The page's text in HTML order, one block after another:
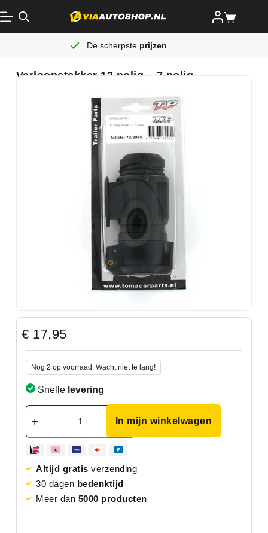
De scherpste prijzen
Verloopstekker 13 polig – 7 polig
€ 17,95
Nog 2 op voorraad. Wacht niet te lang!
Snelle levering
In mijn winkelwagen
Altijd gratis verzending
30 dagen bedenktijd
Meer dan 5000 producten